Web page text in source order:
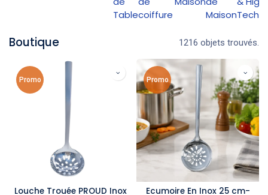
Tablecoiffure
MaisonTech
Boutique 1216 objets trouvés.
Promo
Louche Trouée PROUD Inox
Promo
Ecumoire En Inox 25 cm-